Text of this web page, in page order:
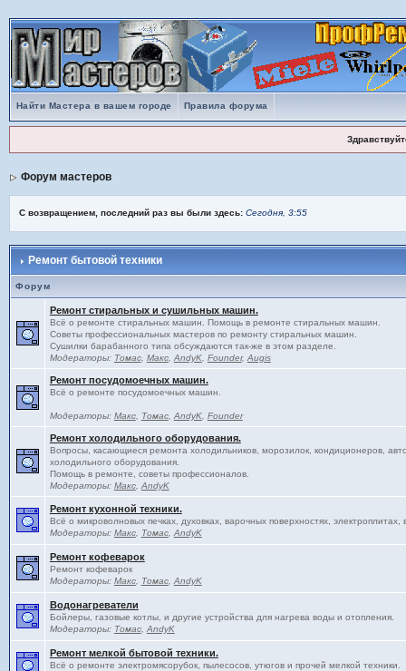
Найти Мастера в вашем городе Правила форума
Форум мастеров
С возвращением, последний раз вы были здесь: Сегодня, 3:55
Ремонт бытовой техники
Форум
Ремонт стиральных и сушильных машин.
Всё о ремонте стиральных машин. Помощь в ремонте стиральных машин.
Советы профессиональных мастеров по ремонту стиральных машин.
Сушилки барабанного типа обсуждаются так-же в этом разделе.
Модераторы: Томас, Макс, AndyK, Founder, Augis
Ремонт посудомоечных машин.
Всё о ремонте посудомоечных машин.
Модераторы: Макс, Томас, AndyK, Founder
Ремонт холодильного оборудования.
Вопросы, касающиеся ремонта холодильников, морозилок, кондиционеров,
холодильного оборудования.
Помощь в ремонте, советы профессионалов.
Модераторы: Макс, AndyK
Ремонт кухонной техники.
Всё о микроволновых печках, духовках, варочных поверхностях, электроплитах,
Модераторы: Макс, Томас, AndyK
Ремонт кофеварок
Ремонт кофеварок
Модераторы: Макс, Томас, AndyK
Водонагреватели
Бойлеры, газовые котлы, и другие устройства для нагрева воды и отопления.
Модераторы: Томас, AndyK
Ремонт мелкой бытовой техники.
Всё о ремонте электромясорубок, пылесосов, утюгов и прочей мелкой техники.